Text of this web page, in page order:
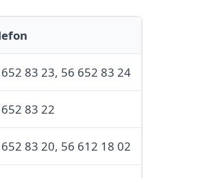
83 23, 56 652 83 24
83 22
83 20, 56 612 18 02